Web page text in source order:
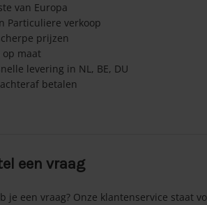
van Europa
Particuliere verkoop
prijzen
op maat
levering in NL, BE, DU
betalen
een vraag
je een vraag? Onze klantenservice staat